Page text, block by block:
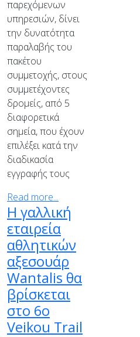
παρεχόμενων
υπηρεσιών, δίνει
την δυνατότητα
παραλαβής του
πακέτου
συμμετοχής, στους
συμμετέχοντες
δρομείς, από 5
διαφορετικά
σημεία, που έχουν
επιλέξει κατά την
διαδικασία
εγγραφής τους
Read more...
Η γαλλική
εταιρεία
αθλητικών
αξεσουάρ
Wantalis θα
βρίσκεται
στο 6ο
Veikou Trail